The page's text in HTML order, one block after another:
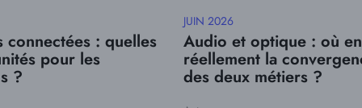
connectées : quelles
pour les
?
Date
mise
à
jour
JUIN 2026
Audio et optique : où
réellement la
des deux métiers ?